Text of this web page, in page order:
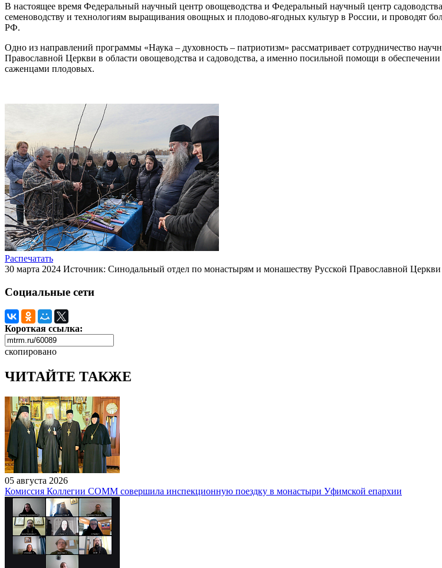
В настоящее время Федеральный научный центр овощеводства и Федеральный научный центр
семеноводству и технологиям выращивания овощных и плодово-ягодных культур в России, и проводят
РФ.
Одно из направлений программы «Наука – духовность – патриотизм» рассматривает сотрудничество
Православной Церкви в области овощеводства и садоводства, а именно посильной помощи в
саженцами плодовых.
Распечатать
30 марта 2024 Источник: Синодальный отдел по монастырям и монашеству Русской Православной Церкви
Социальные сети
Короткая ссылка:
скопировано
ЧИТАЙТЕ ТАКЖЕ
05 августа 2026
Комиссия Коллегии СОММ совершила инспекционную поездку в монастыри Уфимской епархии